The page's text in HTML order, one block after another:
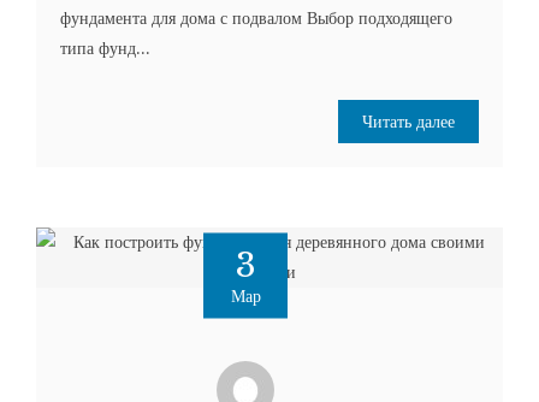
фундамента для дома с подвалом Выбор подходящего
типа фунд...
Читать далее
3
Мар